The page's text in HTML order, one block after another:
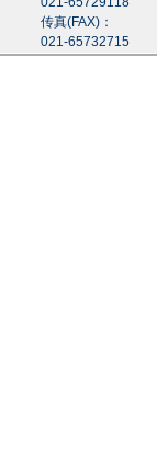
传真(FAX)：
021-65732715